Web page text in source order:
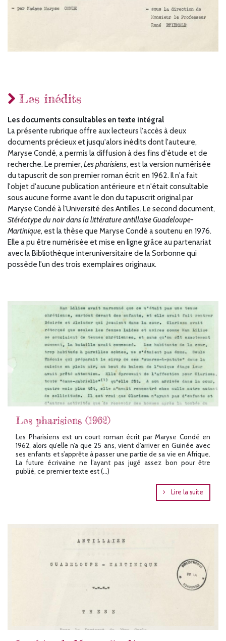
Les inédits
Les documents consultables en texte intégral
La présente rubrique offre aux lecteurs l'accès à deux
documents précieux et jusqu'alors inédits dont l'auteure,
Maryse Condé, a permis la diffusion à des fins d'étude et de
recherche. Le premier,Les pharisiens, est la version numérisée
du tapuscrit de son premier roman écrit en 1962. Il n'a fait
l'objet d'aucune publication antérieure et n'était consultable
sous aucune forme avant le don du tapuscrit original par
Maryse Condé à l'Université des Antilles. Le second document,
Stéréotype du noir dans la littérature antillaise Guadeloupe-
Martinique, est la thèse que Maryse Condé a soutenu en 1976.
Elle a pu être numérisée et mise en ligne grâce au partenariat
avec la Bibliothèque interuniversitaire de la Sorbonne qui
possède l'un des trois exemplaires originaux.
Les pharisiens (1962)
Les Pharisiens est un court roman écrit par Maryse Condé en
1962, alors qu’elle n’a que 25 ans, vient d’arriver en Guinée avec
ses enfants et s’apprête à passer une partie de sa vie en Afrique.
La future écrivaine ne l’ayant pas jugé assez bon pour être
publié, ce premier texte est (…)
Lire la suite